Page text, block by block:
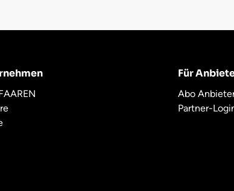
Für
Abo
Partner-